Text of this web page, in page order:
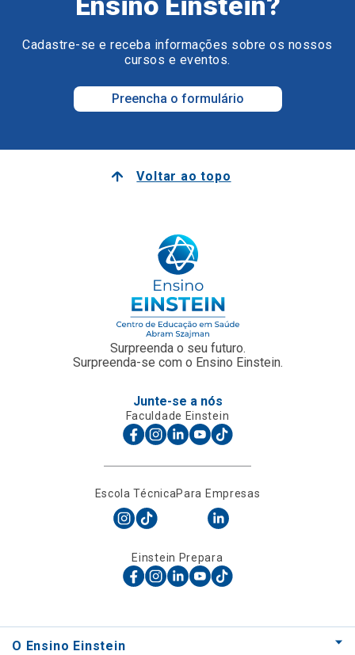
Cadastre-se e receba informações sobre os nossos
cursos e eventos.
Preencha o formulário
Voltar ao topo
Surpreenda o seu futuro.
Surpreenda-se com o Ensino Einstein.
Junte-se a nós
Faculdade Einstein
Escola TécnicaPara Empresas
Einstein Prepara
O Ensino Einstein